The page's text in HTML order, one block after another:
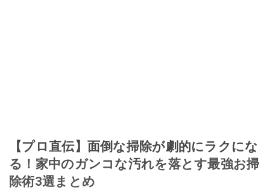
【プロ直伝】面倒な掃除が劇的にラクにな
る！家中のガンコな汚れを落とす最強お掃
除術3選まとめ